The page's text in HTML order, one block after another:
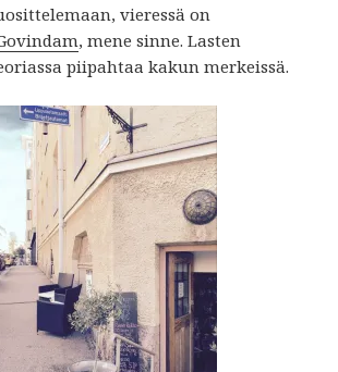
vieressä on
, mene sinne. Lasten
piipahtaa kakun merkeissä.